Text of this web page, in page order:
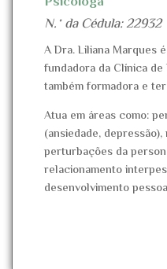
N.º da Cédula:22932
A Dra. Liliana Marques
fundadora da Clínica de
também formadora e
Atua em áreas como:
(ansiedade,
perturbações da
relacionamento
desenvolvimento